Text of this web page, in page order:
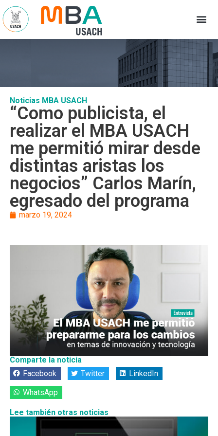
Noticias MBA USACH
“Como publicista, el
realizar el MBA USACH
me permitió mirar desde
distintas aristas los
negocios” Carlos Marín,
egresado del programa
marzo 19, 2024
Comparte la noticia
Facebook
Twitter LinkedIn
WhatsApp
Lee también otras noticias